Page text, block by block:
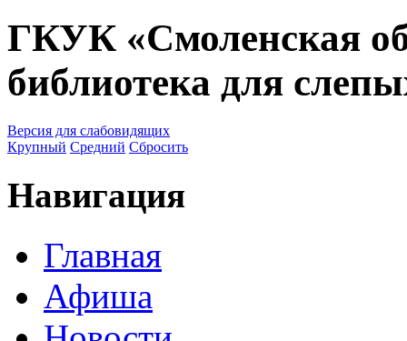
ГКУК «Смоленская
библиотека для
Версия для слабовидящих
Крупный Средний Сбросить
Навигация
Главная
Афиша